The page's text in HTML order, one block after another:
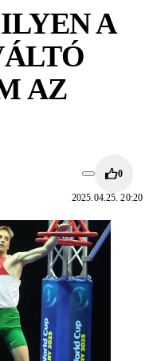
A
AZ
0
2025.04.25. 20:20